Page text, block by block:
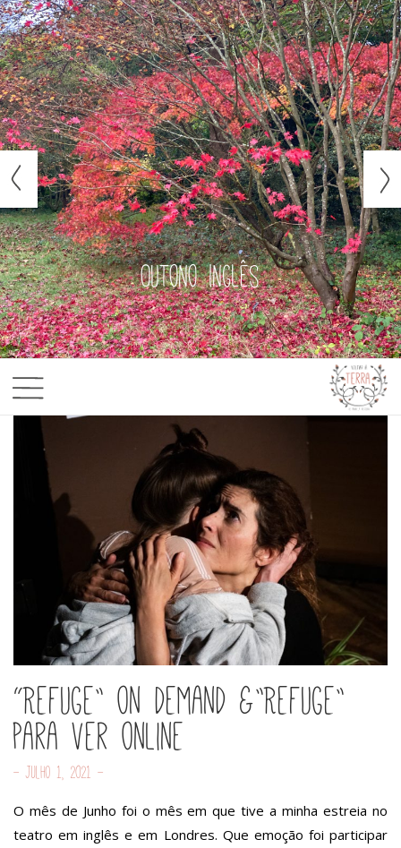
Outono inglês
“Refuge” on demand &”Refuge”
para ver online
- Julho 1, 2021 -
O mês de Junho foi o mês em que tive a minha estreia no
teatro em inglês e em Londres. Que emoção foi participar